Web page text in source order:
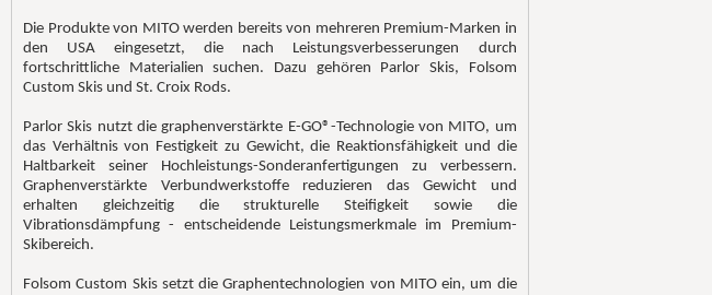
Die Produkte von MITO werden bereits von mehreren Premium-Marken in
den USA eingesetzt, die nach Leistungsverbesserungen durch
fortschrittliche Materialien suchen. Dazu gehören Parlor Skis, Folsom
Custom Skis und St. Croix Rods.
Parlor Skis nutzt die graphenverstärkte E-GO®-Technologie von MITO, um
das Verhältnis von Festigkeit zu Gewicht, die Reaktionsfähigkeit und die
Haltbarkeit seiner Hochleistungs-Sonderanfertigungen zu verbessern.
Graphenverstärkte Verbundwerkstoffe reduzieren das Gewicht und
erhalten gleichzeitig die strukturelle Steifigkeit sowie die
Vibrationsdämpfung - entscheidende Leistungsmerkmale im Premium-
Skibereich.
Folsom Custom Skis setzt die Graphentechnologien von MITO ein, um die